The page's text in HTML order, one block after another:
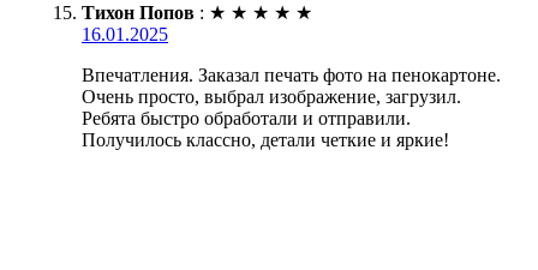
Тихон Попов : ★ ★ ★ ★ ★
16.01.2025
Впечатления. Заказал печать фото на пенокартоне.
Очень просто, выбрал изображение, загрузил.
Ребята быстро обработали и отправили.
Получилось классно, детали четкие и яркие!